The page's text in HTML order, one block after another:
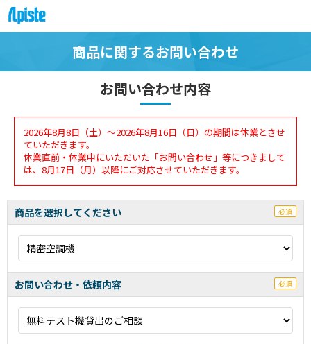
商品に関するお問い合わせ
お問い合わせ内容
2026年8月8日（土）～2026年8月16日（日）の期間は休業とさせ
ていただきます。
休業直前・休業中にいただいた「お問い合わせ」等につきまして
は、8月17日（月）以降にご対応させていただきます。
商品を選択してください 必須
お問い合わせ・依頼内容 必須